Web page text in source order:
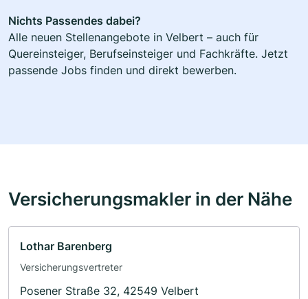
Nichts Passendes dabei?
Alle neuen Stellenangebote in Velbert – auch für
Quereinsteiger, Berufseinsteiger und Fachkräfte. Jetzt
passende Jobs finden und direkt bewerben.
Versicherungsmakler in der Nähe
Lothar Barenberg
Versicherungsvertreter
Posener Straße 32, 42549 Velbert